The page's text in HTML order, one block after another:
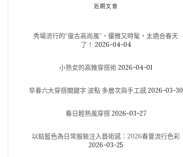
近期文章
秀場流行的“復古高尚風”，優雅又時髦，太適合春天
了！ 2026-04-04
小熟女的高雅穿搭術2026-04-01
早春六大穿搭關鍵字 波點 多層次與手工感2026-03-30
春日輕熟風穿搭2026-03-27
以鈷藍色為日常服裝注入藝術感：2026春夏流行色彩
2026-03-25